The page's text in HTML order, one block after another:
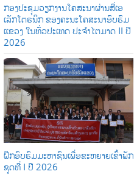
ກອງປະຊຸມວຽກງານໂຄສະນາຜ່ານສື່ເອ
ເລັກໂຕຣນິກ ຂອງຄະນະໂຄສະນາອົບຮົມ
ແຂວງ ໃນທົ່ວປະເທດ ປະຈໍາໄຕມາດ II ປີ
2026
ຝຶກອົບຮົມມະຫາຊົນເພື່ອຂະຫຍາຍເຂົ້າພັກ
ຊຸດທີ່ I ປີ 2026